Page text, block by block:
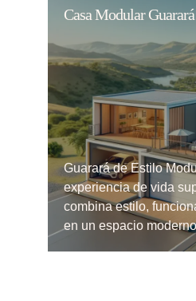
Casa Modular Guarará
Guarará de Estilo
experiencia de vida
combina estilo,
en un espacio